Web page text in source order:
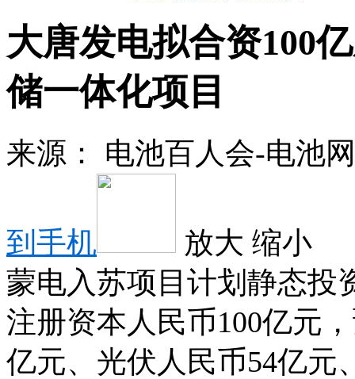
大唐发电拟合资100
储一体化项目
来源： 电池百人会-电池
到手机 放大 缩小
蒙电入苏项目计划静态投
注册资本人民币100亿元
亿元、光伏人民币54亿元